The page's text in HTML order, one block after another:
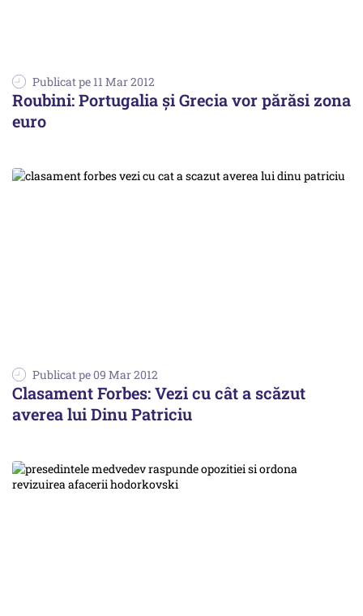
Publicat pe 11 Mar 2012
Roubini: Portugalia și Grecia vor părăsi zona
euro
Publicat pe 09 Mar 2012
Clasament Forbes: Vezi cu cât a scăzut
averea lui Dinu Patriciu